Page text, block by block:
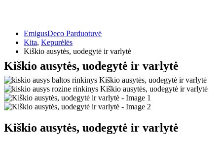
EmigusDeco Parduotuvė
Kita, Kepurėlės
Kiškio ausytės, uodegytė ir varlytė
Kiškio ausytės, uodegytė ir varlytė
Kiškio ausytės, uodegytė ir varlytė